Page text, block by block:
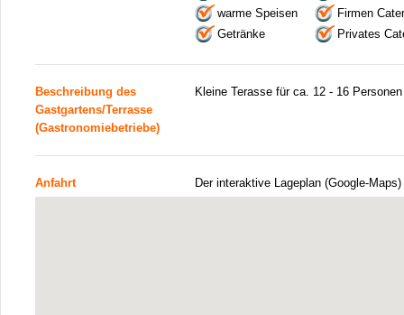
warme Speisen
Firmen
Getränke
Privates
Beschreibung des
Gastgartens/Terrasse
(Gastronomiebetriebe)
Kleine Terasse für ca. 12 - 16
Anfahrt Der interaktive Lageplan (Google-